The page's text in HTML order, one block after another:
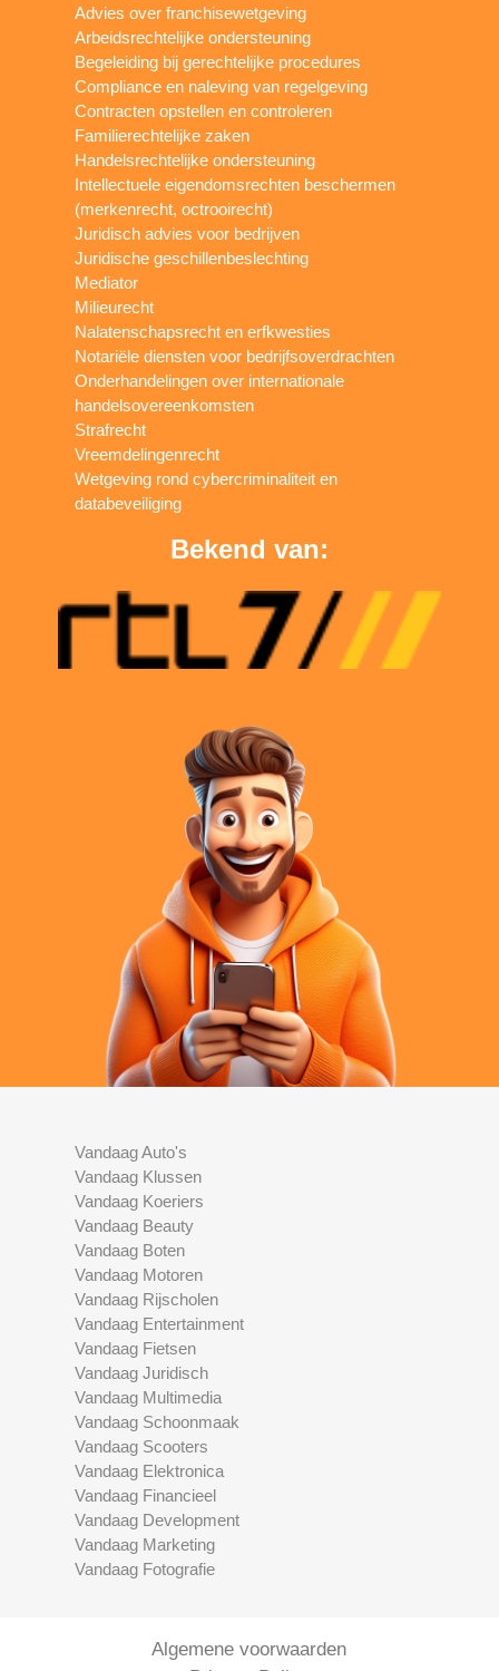
Advies over franchisewetgeving
Arbeidsrechtelijke ondersteuning
Begeleiding bij gerechtelijke procedures
Compliance en naleving van regelgeving
Contracten opstellen en controleren
Familierechtelijke zaken
Handelsrechtelijke ondersteuning
Intellectuele eigendomsrechten beschermen
(merkenrecht, octrooirecht)
Juridisch advies voor bedrijven
Juridische geschillenbeslechting
Mediator
Milieurecht
Nalatenschapsrecht en erfkwesties
Notariële diensten voor bedrijfsoverdrachten
Onderhandelingen over internationale
handelsovereenkomsten
Strafrecht
Vreemdelingenrecht
Wetgeving rond cybercriminaliteit en
databeveiliging
Bekend van:
Vandaag Auto's
Vandaag Klussen
Vandaag Koeriers
Vandaag Beauty
Vandaag Boten
Vandaag Motoren
Vandaag Rijscholen
Vandaag Entertainment
Vandaag Fietsen
Vandaag Juridisch
Vandaag Multimedia
Vandaag Schoonmaak
Vandaag Scooters
Vandaag Elektronica
Vandaag Financieel
Vandaag Development
Vandaag Marketing
Vandaag Fotografie
Algemene voorwaarden